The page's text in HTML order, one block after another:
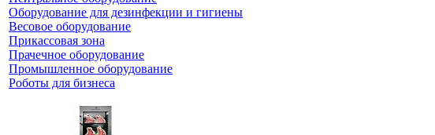
Оборудование для дезинфекции и гигиены
Весовое оборудование
Прикассовая зона
Прачечное оборудование
Промышленное оборудование
Роботы для бизнеса